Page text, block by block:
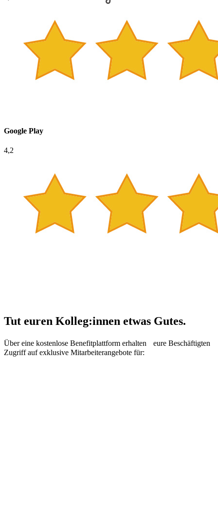
Google Play
4,2
Tut euren Kolleg:innen etwas Gutes.
Über eine kostenlose Benefitplattform erhalten eure Beschäftigten
Zugriff auf exklusive Mitarbeiterangebote für: